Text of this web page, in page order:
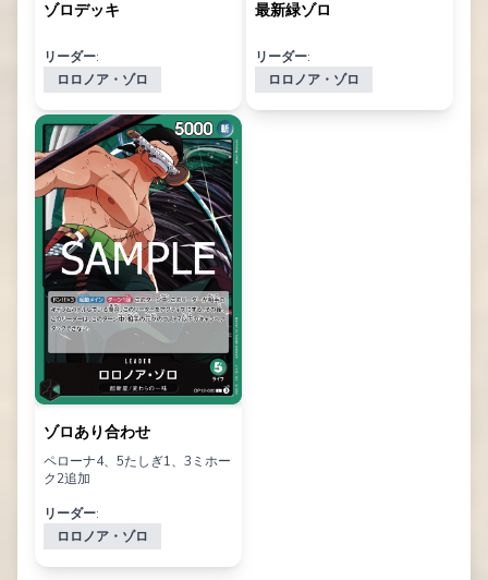
ゾロデッキ
リーダー:
ロロノア・ゾロ
最新緑ゾロ
リーダー:
ロロノア・ゾロ
ゾロあり合わせ
ペローナ4、5たしぎ1、3ミホー
ク2追加
リーダー:
ロロノア・ゾロ